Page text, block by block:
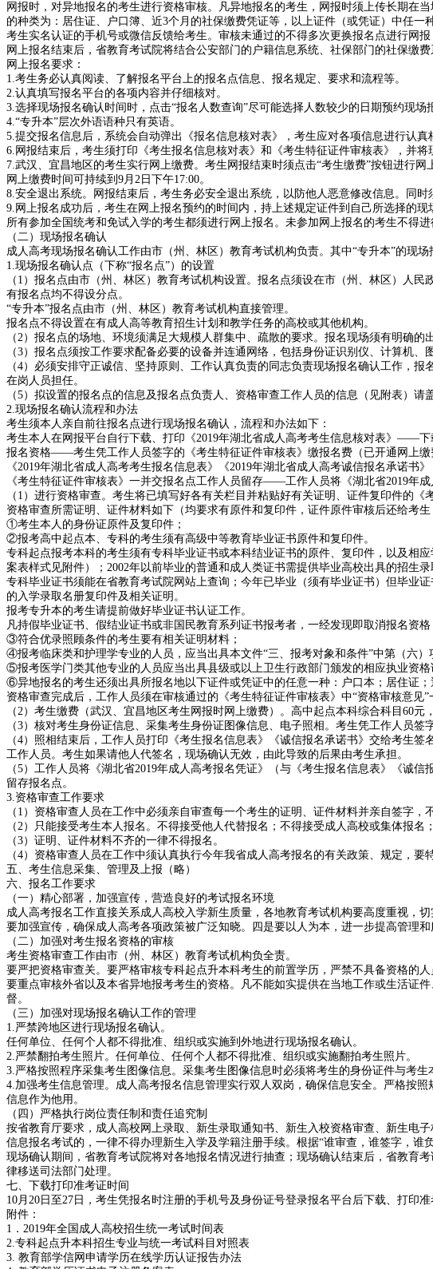
网报时，对异地报名的考生进行资格审核。凡异地报名的考生，网报时须上传长期在
的种类为：居住证、户口簿、近3个月的社保缴费凭证等，以上证件（或凭证）中任
考生实名认证的手机号或微信反馈给考生。审核未通过的不得多次更换报名点进行网
网上报名结束后，省教育考试院将结合公安部门的户籍信息系统、社保部门的社保缴
网上报名要求：
1.考生务必认真阅读、了解报名平台上的报名点信息、报名规定、要求和流程等。
2.认真填写报名平台的各项内容并仔细核对。
3.选择现场报名确认时间时，点击“报名人数查询”尽可能选择人数较少的日期预约现场
4.“专升本”层次外语语种只有英语。
5.提交报名信息后，系统会自动弹出《报名信息核对表》，考生应对各项信息进行认
6.网报结束后，考生须打印《考生报名信息核对表》和《考生特征证件审核表》，并
7.武汉、宜昌地区的考生实行网上缴费。考生网报结束时须点击“考生缴费”按钮进行
网上缴费时间可持续到9月2日下午17:00。
8.安全退出系统。网报结束后，考生务必安全退出系统，以防他人恶意修改信息。同时
9.网上报名成功后，考生在网上报名预约的时间内，持上述规定证件到自己所选择的现
所有参加全国统考和免试入学的考生都须进行网上报名。未参加网上报名的考生不得
（二）现场报名确认
成人高考现场报名确认工作由市（州、林区）教育考试机构负责。其中“专升本”的现
1.现场报名确认点（下称“报名点”）的设置
（1）报名点由市（州、林区）教育考试机构设置。报名点须设在市（州、林区）人
有报名点均不得设分点。
“专升本”报名点由市（州、林区）教育考试机构直接管理。
报名点不得设置在有成人高等教育招生计划和教学任务的高校或其他机构。
（2）报名点的场地、环境须满足大规模人群集中、疏散的要求。报名现场须有明确
（3）报名点须按工作要求配备必要的设备并连通网络，包括身份证识别仪、计算机、
（4）必须安排守正诚信、坚持原则、工作认真负责的同志负责现场报名确认工作，
在岗人员担任。
（5）拟设置的报名点的信息及报名点负责人、资格审查工作人员的信息（见附表）请
2.现场报名确认流程和办法
考生须本人亲自前往报名点进行现场报名确认，流程和办法如下：
考生本人在网报平台自行下载、打印《2019年湖北省成人高考考生信息核对表》——
报名资格——考生凭工作人员签字的《考生特征证件审核表》缴报名费（已开通网
《2019年湖北省成人高考考生报名信息表》《2019年湖北省成人高考诚信报名承诺
《考生特征证件审核表》一并交报名点工作人员留存——工作人员将《湖北省2019年
（1）进行资格审查。考生将已填写好各有关栏目并粘贴好有关证明、证件复印件的
资格审查所需证明、证件材料如下（均要求有原件和复印件，证件原件审核后还给考
①考生本人的身份证原件及复印件；
②报考高中起点本、专科的考生须有高级中等教育毕业证书原件和复印件。
专科起点报考本科的考生须有专科毕业证书或本科结业证书的原件、复印件，以及相
案表样式见附件）；2002年以前毕业的普通和成人类证书需提供毕业高校出具的招生
专科毕业证书须能在省教育考试院网站上查询；今年已毕业（须有毕业证书）但毕业
的入学录取名册复印件及相关证明。
报考专升本的考生请提前做好毕业证书认证工作。
凡持假毕业证书、假结业证书或非国民教育系列证书报考者，一经发现即取消报名资
③符合优录照顾条件的考生要有相关证明材料；
④报考临床类和护理学专业的人员，应当出具本文件“三、报考对象和条件”中第（六）
⑤报考医学门类其他专业的人员应当出具县级或以上卫生行政部门颁发的相应执业资格
⑥异地报名的考生还须出具所报名地以下证件或凭证中的任意一种：户口本；居住证；
资格审查完成后，工作人员须在审核通过的《考生特征证件审核表》中“资格审核意见
（2）考生缴费（武汉、宜昌地区考生网报时网上缴费）。高中起点本科综合科目60元
（3）核对考生身份证信息、采集考生身份证图像信息、电子照相。考生凭工作人员
（4）照相结束后，工作人员打印《考生报名信息表》《诚信报名承诺书》交给考生
工作人员。考生如果请他人代签名，现场确认无效，由此导致的后果由考生承担。
（5）工作人员将《湖北省2019年成人高考报名凭证》（与《考生报名信息表》《诚
留存报名点。
3.资格审查工作要求
（1）资格审查人员在工作中必须亲自审查每一个考生的证明、证件材料并亲自签字，
（2）只能接受考生本人报名。不得接受他人代替报名；不得接受成人高校或集体报名
（3）证明、证件材料不齐的一律不得报名。
（4）资格审查人员在工作中须认真执行今年我省成人高考报名的有关政策、规定，
五、考生信息采集、管理及上报（略）
六、报名工作要求
（一）精心部署，加强宣传，营造良好的考试报名环境
成人高考报名工作直接关系成人高校入学新生质量，各地教育考试机构要高度重视，
要加强宣传，确保成人高考各项政策被广泛知晓。四是要以人为本，进一步提高管理
（二）加强对考生报名资格的审核
考生资格审查工作由市（州、林区）教育考试机构负全责。
要严把资格审查关。要严格审核专科起点升本科考生的前置学历，严禁不具备资格的人
要重点审核外省以及本省异地报考考生的资格。凡不能如实提供在当地工作或生活证
督。
（三）加强对现场报名确认工作的管理
1.严禁跨地区进行现场报名确认。
任何单位、任何个人都不得批准、组织或实施到外地进行现场报名确认。
2.严禁翻拍考生照片。任何单位、任何个人都不得批准、组织或实施翻拍考生照片。
3.严格按照程序采集考生图像信息。采集考生图像信息时必须将考生的身份证件与考
4.加强考生信息管理。成人高考报名信息管理实行双人双岗，确保信息安全。严格按
信息作为他用。
（四）严格执行岗位责任制和责任追究制
按省教育厅要求，成人高校网上录取、新生录取通知书、新生入校资格审查、新生电
信息报名考试的，一律不得办理新生入学及学籍注册手续。根据“谁审查，谁签字，谁
现场确认期间，省教育考试院将对各地报名情况进行抽查；现场确认结束后，省教育
律移送司法部门处理。
七、下载打印准考证时间
10月20日至27日，考生凭报名时注册的手机号及身份证号登录报名平台后下载、打印准
附件：
1．2019年全国成人高校招生统一考试时间表
2.专科起点升本科招生专业与统一考试科目对照表
3. 教育部学信网申请学历在线学历认证报告办法